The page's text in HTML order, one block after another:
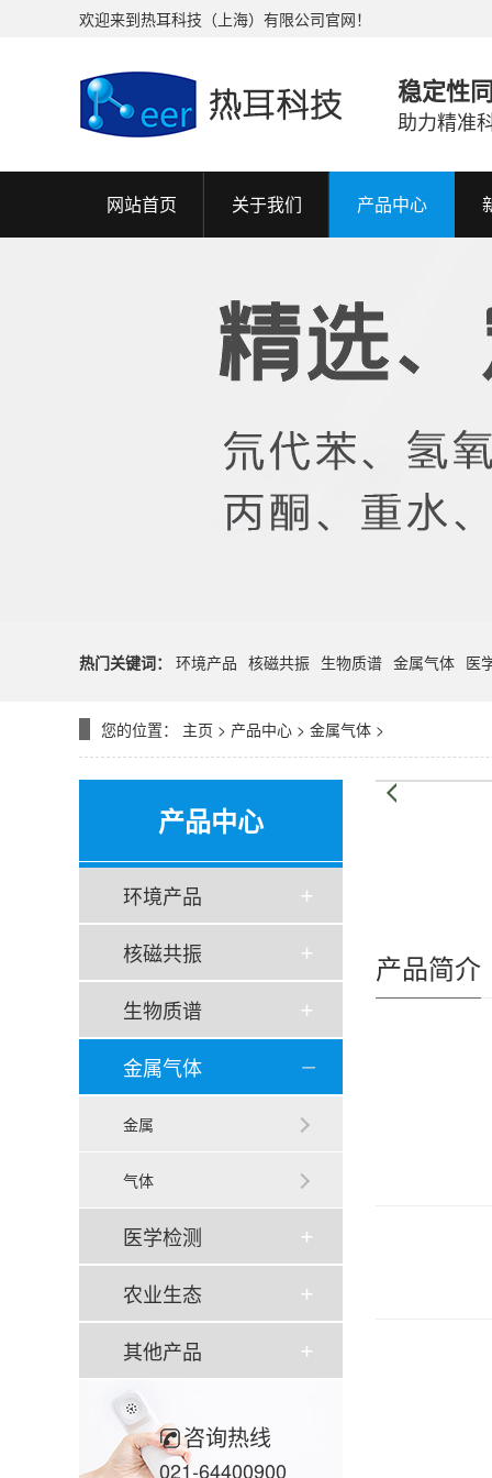
欢迎来到热耳科技（上海）有限公司官网！
稳定性
助力精准
网站首页 关于我们 产品中心
热门关键词： 环境产品 核磁共振 生物质谱 金属气体 医
您的位置： 主页 > 产品中心 > 金属气体 >
产品中心
环境产品
核磁共振
生物质谱
金属气体
金属
气体
医学检测
农业生态
其他产品
咨询热线
021-64400900
产品简介